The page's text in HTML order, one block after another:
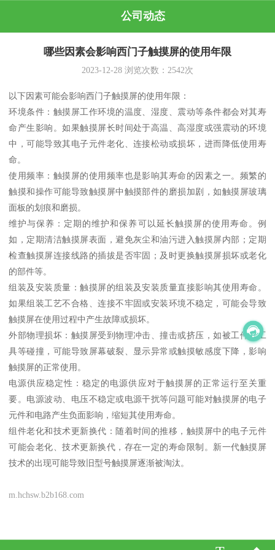
公司动态
哪些因素会影响西门子触摸屏的使用年限
2023-12-28 浏览次数： 2542次
以下因素可能会影响西门子触摸屏的使用年限：
环境条件：触摸屏工作环境的温度、湿度、震动等条件都会对其寿
命产生影响。如果触摸屏长时间处于高温、高湿度或强震动的环境
中，可能导致其电子元件老化、连接松动或损坏，进而降低使用寿
命。
使用频率：触摸屏的使用频率也是影响其寿命的因素之一。频繁的
触摸和操作可能导致触摸屏中触摸部件的磨损加剧，如触摸屏玻璃
面板的划痕和磨损。
维护与保养：定期的维护和保养可以延长触摸屏的使用寿命。例
如，定期清洁触摸屏表面，避免灰尘和油污进入触摸屏内部；定期
检查触摸屏连接线路的插拔是否牢固；及时更换触摸屏损坏或老化
的部件等。
组装及安装质量：触摸屏的组装及安装质量直接影响其使用寿命。
如果组装工艺不合格、连接不牢固或安装环境不稳定，可能会导致
触摸屏在使用过程中产生故障或损坏。
外部物理损坏：触摸屏受到物理冲击、撞击或挤压，如被工件、工
具等碰撞，可能导致屏幕破裂、显示异常或触摸敏感度下降，影响
触摸屏的正常使用。
电源供应稳定性：稳定的电源供应对于触摸屏的正常运行至关重
要。电源波动、电压不稳定或电源干扰等问题可能对触摸屏的电子
元件和电路产生负面影响，缩短其使用寿命。
组件老化和技术更新换代：随着时间的推移，触摸屏中的电子元件
可能会老化、技术更新换代，存在一定的寿命限制。新一代触摸屏
技术的出现可能导致旧型号触摸屏逐渐被淘汰。
m.hchsw.b2b168.com